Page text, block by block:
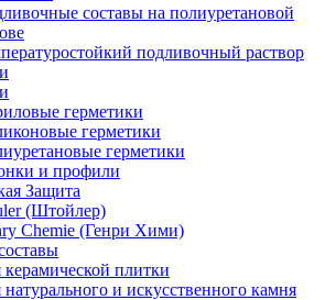
составы на полиуретановой
подливочный раствор
герметики
герметики
герметики
и профили
Защита
(Штойлер)
Chemie (Генри Хими)
керамической плитки
натурального и искусственного камня